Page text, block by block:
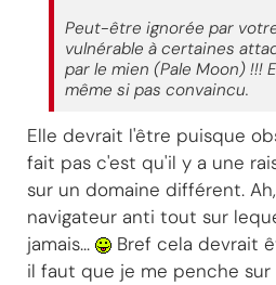
Peut-être ignorée par
vulnérable à certaines
par le mien (Pale Moon) !!!
même si pas convaincu.
Elle devrait l'être puisque
fait pas c'est qu'il y a une
sur un domaine différent. Ah,
navigateur anti tout sur
jamais...
Bref cela devrait
il faut que je me penche